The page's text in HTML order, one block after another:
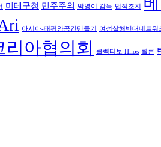
미테구청 민주주의 박영이 감독 법적조치
아시아-태평양공간만들기 여성살해반대네트워
리아협의회 콜렉티보 Hilos 쾰른